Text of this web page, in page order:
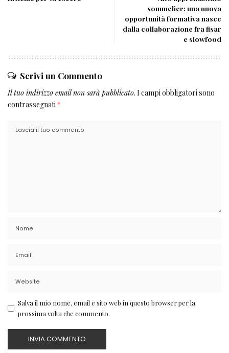
sommelier: una nuova
opportunità formativa nasce
dalla collaborazione fra fisar
e slowfood
Scrivi un Commento
Il tuo indirizzo email non sarà pubblicato. I campi obbligatori sono
contrassegnati *
Salva il mio nome, email e sito web in questo browser per la
prossima volta che commento.